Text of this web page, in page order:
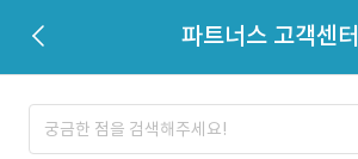
파트너스 고객센터